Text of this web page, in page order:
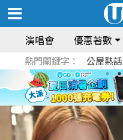
演唱會 優惠著數
熱門關鍵字： 公屋熱話